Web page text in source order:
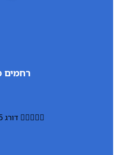
רחמים כהן
 דורג 5 מתוך 5